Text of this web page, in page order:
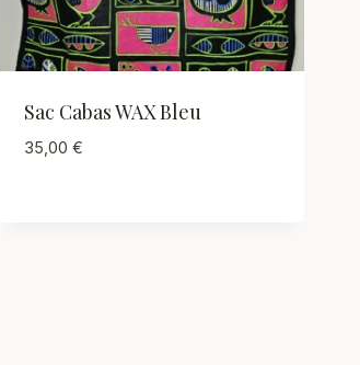
Sac Cabas WAX Bleu
35,00 €